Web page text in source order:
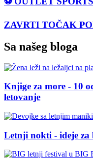
ZAVRTI TOČAK
Sa našeg bloga
Knjige za more - 10
letovanje
Letnji nokti - ideje za